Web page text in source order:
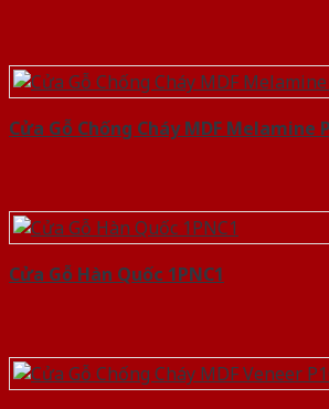
Cửa Gỗ Chống Cháy MDF Melamine
Cửa Gỗ Hàn Quốc 1PNC1